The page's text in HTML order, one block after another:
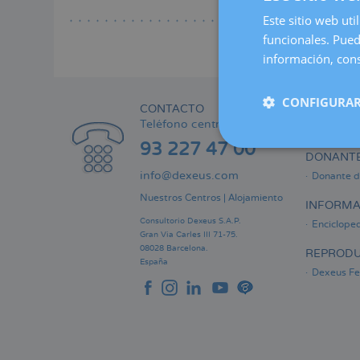
a
la
CONTACTO
Teléfono centralita:
93 227 47 00
info@dexeus.com
Nuestros Centros Alojamiento
Consultorio Dexeus S.A.P.
Gran Via Carles III 71-75.
08028 Barcelona.
España
ÁREA
Donante
Dexeus
Este sitio web
funcionales.
información,